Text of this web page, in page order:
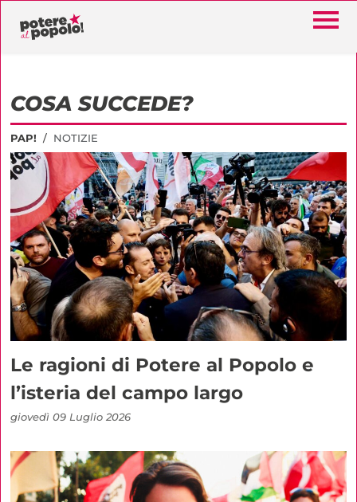
COSA SUCCEDE?
PAP! NOTIZIE
Le ragioni di Potere al Popolo e
l’isteria del campo largo
giovedì 09 Luglio 2026